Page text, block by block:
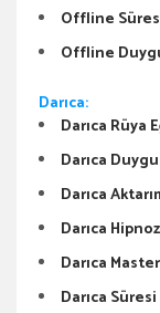
Offline
Offline
Darıca:
Darıca Rüya
Darıca
Darıca
Darıca
Darıca
Darıca